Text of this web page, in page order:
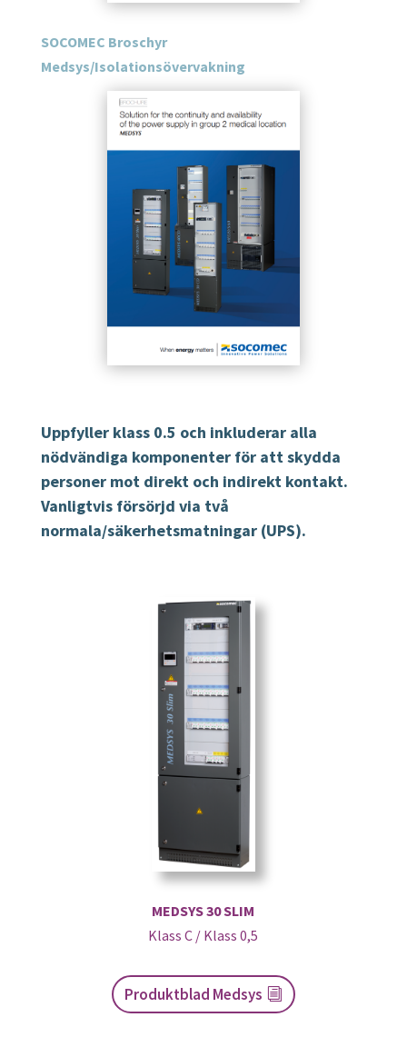
SOCOMEC Broschyr
Medsys/Isolationsövervakning
Uppfyller klass 0.5 och inkluderar alla
nödvändiga komponenter för att skydda
personer mot direkt och indirekt kontakt.
Vanligtvis försörjd via två
normala/säkerhetsmatningar (UPS).
MEDSYS 30 SLIM
Klass C / Klass 0,5
Produktblad Medsys